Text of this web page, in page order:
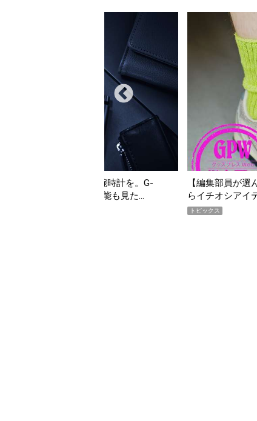
夏こそ“映える”タフな腕時計を。G-
」は本当に機能も見た…
【編集部員が
らイチオシアイ
トピックス